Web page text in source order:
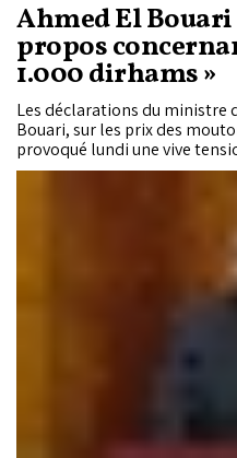
Ahmed El
propos
1.000 dirhams »
Les déclarations du ministre
Bouari, sur les prix des
provoqué lundi une vive
représentants, jusqu’à
Contesté par plusieurs
que des moutons étaient
ministre est finalement
de la séance, reconnaissant